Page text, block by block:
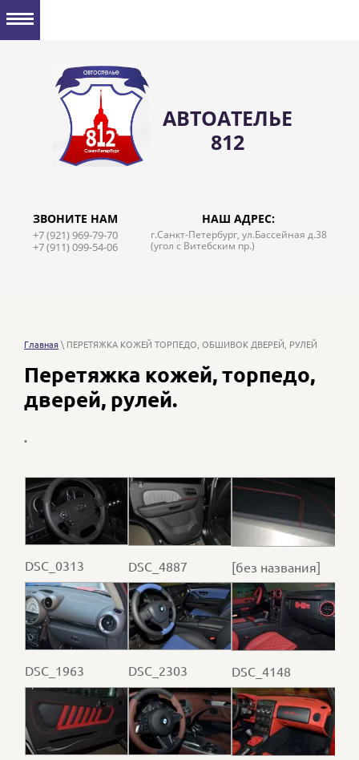
АВТОАТЕЛЬЕ
812
ЗВОНИТЕ НАМ
+7 (921) 969-79-70
+7 (911) 099-54-06
НАШ АДРЕС:
г.Санкт-Петербург, ул.Бассейная д.38
(угол с Витебским пр.)
Главная \ ПЕРЕТЯЖКА КОЖЕЙ ТОРПЕДО, ОБШИВОК ДВЕРЕЙ, РУЛЕЙ
Перетяжка кожей, торпедо,
дверей, рулей.
.
DSC_0313 DSC_4887 [без названия]
DSC_1963 DSC_2303 DSC_4148